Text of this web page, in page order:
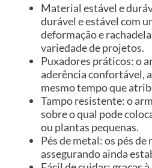
Material estável e
durável e estável com
deformação e
variedade de projetos.
Puxadores práticos: o
aderência confortável,
mesmo tempo que
Tampo resistente: o
sobre o qual pode
ou plantas pequenas.
Pés de metal: os pés
assegurando ainda